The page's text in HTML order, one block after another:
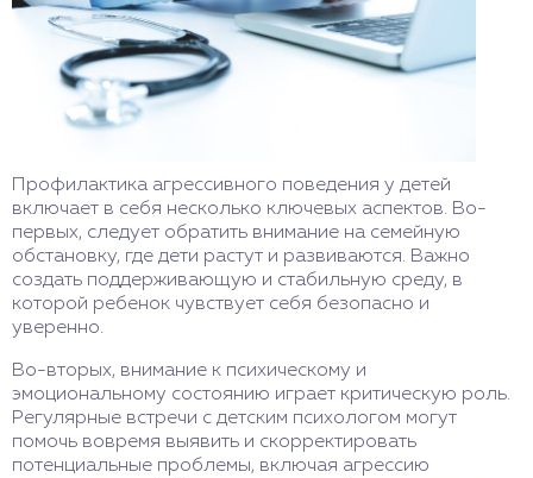
Профилактика агрессивного поведения у детей
включает в себя несколько ключевых аспектов. Во-
первых, следует обратить внимание на семейную
обстановку, где дети растут и развиваются. Важно
создать поддерживающую и стабильную среду, в
которой ребенок чувствует себя безопасно и
уверенно.
Во-вторых, внимание к психическому и
эмоциональному состоянию играет критическую роль.
Регулярные встречи с детским психологом могут
помочь вовремя выявить и скорректировать
потенциальные проблемы, включая агрессию